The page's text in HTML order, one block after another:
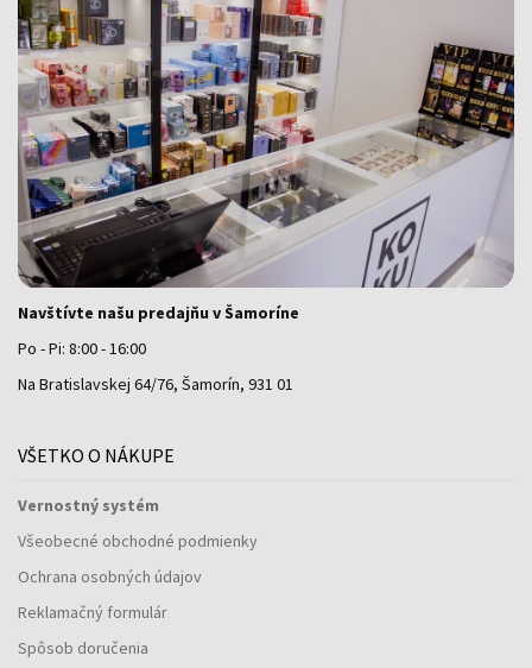
Navštívte našu predajňu v Šamoríne
Po - Pi: 8:00 - 16:00
Na Bratislavskej 64/76, Šamorín, 931 01
VŠETKO O NÁKUPE
Vernostný systém
Všeobecné obchodné podmienky
Ochrana osobných údajov
Reklamačný formulár
Spôsob doručenia